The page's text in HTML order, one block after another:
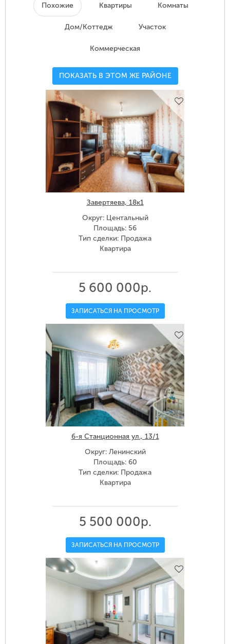
Похожие Квартиры Комнаты
Дом/Коттедж Участок
Коммерческая
ПОКАЗАТЬ В ЭТОМ ЖЕ РАЙОНЕ
Завертяева, 18к1
Округ: Центальный
Площадь: 56
Тип сделки: Продажа
Квартира
5 600 000р.
ЗАПИСАТЬСЯ НА ПРОСМОТР
6-я Станционная ул., 13/1
Округ: Ленинский
Площадь: 60
Тип сделки: Продажа
Квартира
5 500 000р.
ЗАПИСАТЬСЯ НА ПРОСМОТР